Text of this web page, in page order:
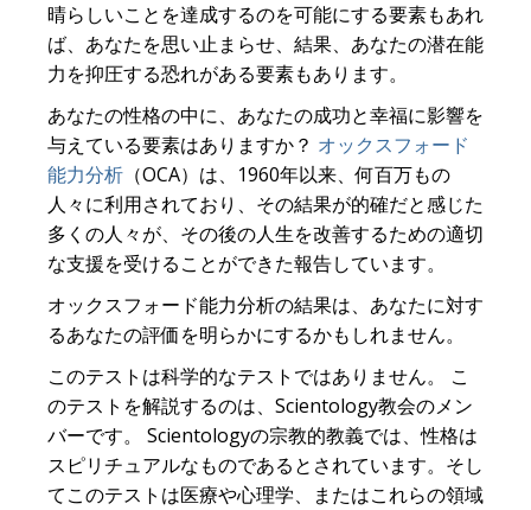
晴らしいことを達成するのを可能にする要素もあれ
ば、あなたを思い止まらせ、結果、あなたの潜在能
力を抑圧する恐れがある要素もあります。
あなたの性格の中に、あなたの成功と幸福に影響を
与えている要素はありますか？ オックスフォード
能力分析 （OCA）は、1960年以来、何百万もの
人々に利用されており、その結果が的確だと感じた
多くの人々が、その後の人生を改善するための適切
な支援を受けることができた報告しています。
オックスフォード能力分析の結果は、あなたに対す
るあなたの評価を明らかにするかもしれません。
このテストは科学的なテストではありません。 こ
のテストを解説するのは、Scientology教会のメン
バーです。 Scientologyの宗教的教義では、性格は
スピリチュアルなものであるとされています。そし
てこのテストは医療や心理学、またはこれらの領域